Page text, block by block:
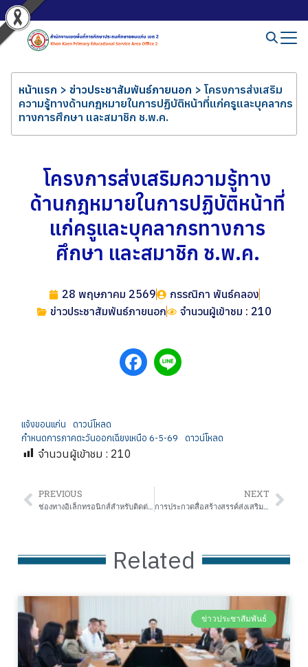
หน้าแรก > ข่าวประชาสัมพันธ์ภายนอก > โครงการส่งเสริม
ความรู้ทางด้านกฎหมายในการปฏิบัติหน้าที่แก่ครูและบุคลากร
ทางการศึกษา และสมาชิก ช.พ.ค.
โครงการส่งเสริมความรู้ทาง
ด้านกฎหมายในการปฏิบัติหน้าที่
แก่ครูและบุคลากรทางการ
ศึกษา และสมาชิก ช.พ.ค.
28 พฤษภาคม 2569
กรรณิกา พันธ์คลอง
ข่าวประชาสัมพันธ์ภายนอก
จำนวนผู้เข้าชม : 210
แจ้งขอนแก่น
ดาวน์โหลด
กำหนดการภาคตะวันออกเฉียงเหนือ 6-5-69
ดาวน์โหลด
จำนวนผู้เข้าชม : 210
PREVIOUS
ช่องทางอิเล็กทรอนิกส์สำหรับติดต่อสำนักงานเขตพื้นที่การศึกษามัธยมศึกษาน่าน
NEXT
การประกวดสื่อสร้างสรรค์ส่งเสริมภาพลักษณ์ สำนักงานคณะกรรมการการศึกษาขั้นพื้นฐานหัวข้อ “BACK to school”
Related
ข่าวประชาสัมพันธ์